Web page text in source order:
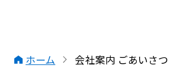
ホーム 会社案内 ごあいさつ